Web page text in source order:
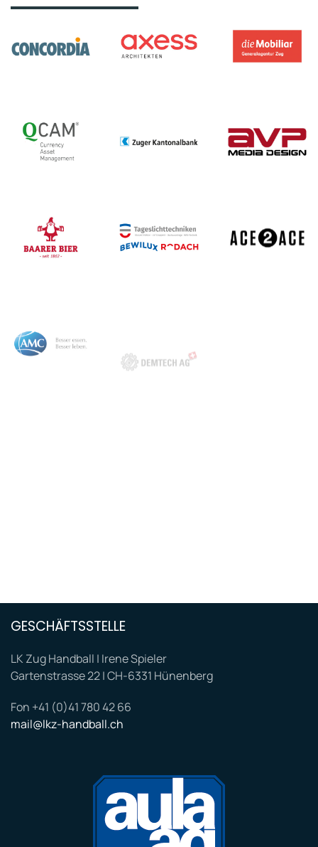
GESCHÄFTSSTELLE
LK Zug Handball | Irene Spieler
Gartenstrasse 22 | CH-6331 Hünenberg
Fon +41 (0)41 780 42 66
mail@lkz-handball.ch